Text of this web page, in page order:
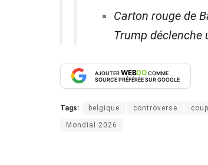
Carton rouge de
Trump déclenche
AJOUTERWEBDOCOMME
SOURCE PRÉFÉRÉE SUR GOOGLE
Tags: belgique controverse
Mondial 2026